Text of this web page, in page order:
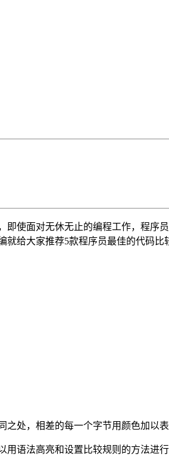
使面对无休无止的编程工作，程
给大家推荐5款程序员最佳的代码比
处，相差的每一个字节用颜色加以表
语法高亮和设置比较规则的方法进